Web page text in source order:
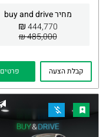
מחיר buy and drive
444,770
₪
485,000 ₪
קבלת הצעה פרטים